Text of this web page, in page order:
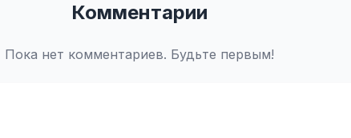
Комментарии
Пока нет комментариев. Будьте первым!